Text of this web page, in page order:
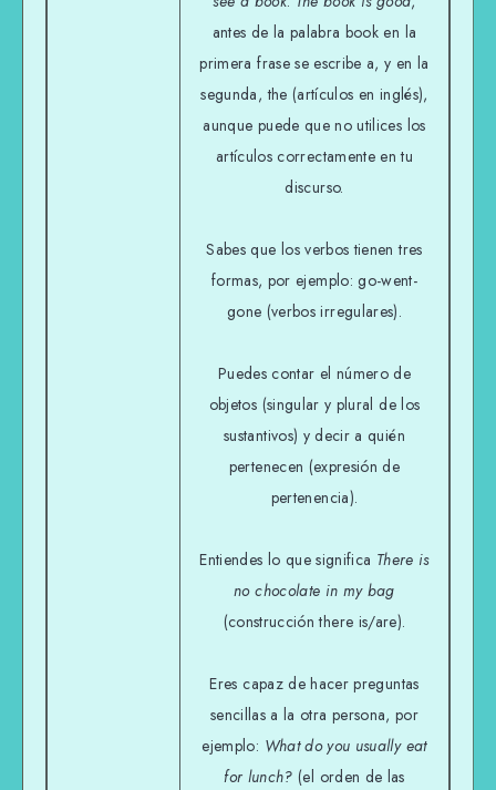
antes de la palabra book en la
primera frase se escribe a, y en la
segunda, the (artículos en inglés),
aunque puede que no utilices los
artículos correctamente en tu
discurso.
Sabes que los verbos tienen tres
formas, por ejemplo: go-went-
gone (verbos irregulares).
Puedes contar el número de
objetos (singular y plural de los
sustantivos) y decir a quién
pertenecen (expresión de
pertenencia).
Entiendes lo que significa There is
no chocolate in my bag
(construcción there is/are).
Eres capaz de hacer preguntas
sencillas a la otra persona, por
ejemplo: What do you usually eat
for lunch? (el orden de las